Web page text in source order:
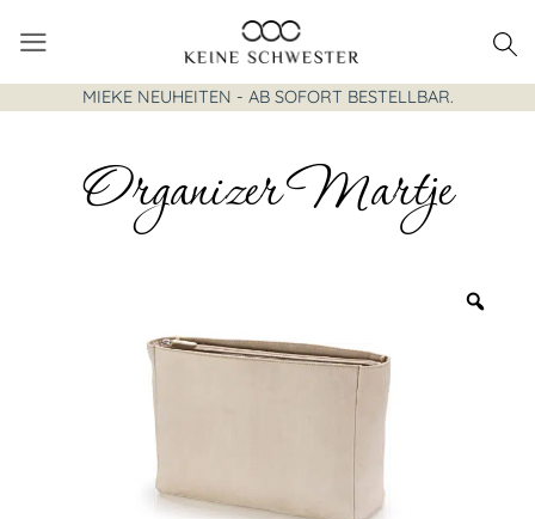
Inhalt
springen
MIEKE NEUHEITEN - AB SOFORT BESTELLBAR.
Organizer Martje